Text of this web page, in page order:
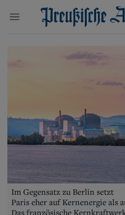
Start
Wer wir
Berlin-
Danzig und
Bücher
Suchen und finden
Im Gegensatz zu Berlin setzt
Paris eher auf Kernenergie als
Das französische